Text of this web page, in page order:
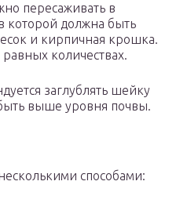
пересаживать в
которой должна быть
и кирпичная крошка.
количествах.
заглублять шейку
выше уровня почвы.
способами: